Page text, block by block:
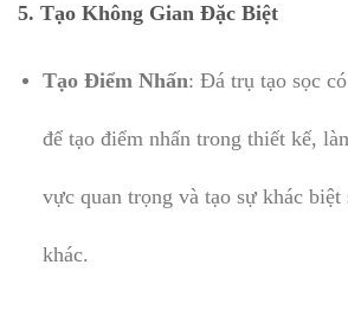
5. Tạo Không Gian Đặc Biệt
Tạo Điểm Nhấn: Đá trụ tạo sọc
để tạo điểm nhấn trong thiết kế,
vực quan trọng và tạo sự khác
khác.